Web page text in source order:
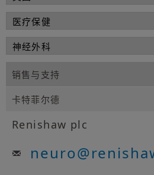
销售与支持
卡特菲尔德
Renishaw plc
neuro@